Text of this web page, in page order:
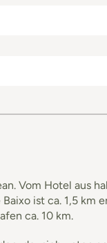
Vom Hotel aus
ist ca. 1,5
ca. 10 km.